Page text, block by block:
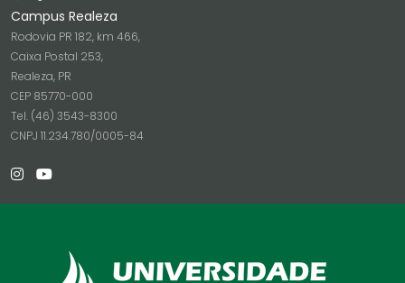
Campus Realeza
Rodovia PR 182, km 466,
Caixa Postal 253,
Realeza, PR
CEP 85770-000
Tel. (46) 3543-8300
CNPJ 11.234.780/0005-84